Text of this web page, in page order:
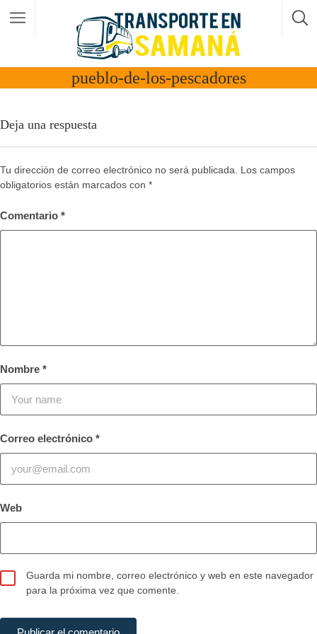
pueblo-de-los-pescadores
Deja una respuesta
Tu dirección de correo electrónico no será publicada.
Los campos
obligatorios están marcados con *
Comentario *
Nombre *
Correo electrónico *
Web
Guarda mi nombre, correo electrónico y web en este navegador
para la próxima vez que comente.